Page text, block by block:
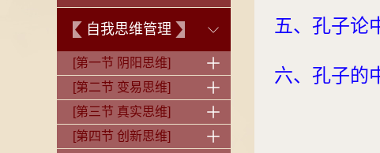
自我思维管理
[第一节 阴阳思维]
[第二节 变易思维]
[第三节 真实思维]
[第四节 创新思维]
五、孔子论
六、 孔子的